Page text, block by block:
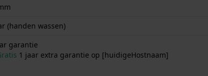
(handen wassen)
garantie
1 jaar extra garantie op [huidigeHostnaam]